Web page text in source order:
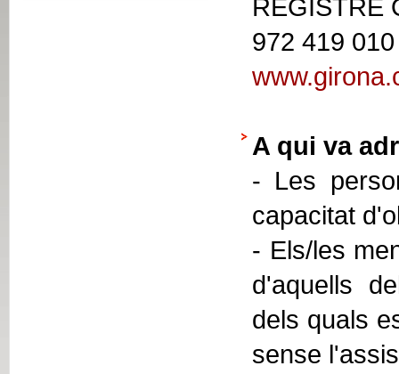
REGISTRE
972 419 010
A qui va
- Les
capacitat
- Els/les
d'aquells
dels quals
sense